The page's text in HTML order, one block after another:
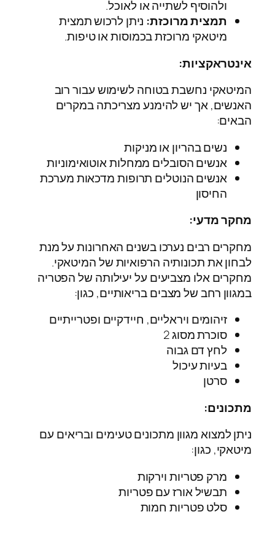
ולהוסיף לשתייה או לאוכל.
תמצית מרוכזת: ניתן לרכוש תמצית
מיטאקי מרוכזת בכמוסות או טיפות.
אינטראקציות:
המיטאקי נחשבת בטוחה לשימוש עבור רוב
האנשים, אך יש להימנע מצריכתה במקרים
הבאים:
נשים בהריון או מניקות
אנשים הסובלים ממחלות אוטואימוניות
אנשים הנוטלים תרופות מדכאות מערכת
החיסון
מחקר מדעי:
מחקרים רבים נערכו בשנים האחרונות על מנת
לבחון את תכונותיה הרפואיות של המיטאקי.
מחקרים אלו מצביעים על יעילותה של הפטריה
במגוון רחב של מצבים בריאותיים, כגון:
זיהומים ויראליים, חיידקיים ופטרייתיים
סוכרת מסוג 2
לחץ דם גבוה
בעיות עיכול
סרטן
מתכונים:
ניתן למצוא מגוון מתכונים טעימים ובריאים עם
מיטאקי, כגון:
מרק פטריות וירקות
תבשיל אורז עם פטריות
סלט פטריות חמות